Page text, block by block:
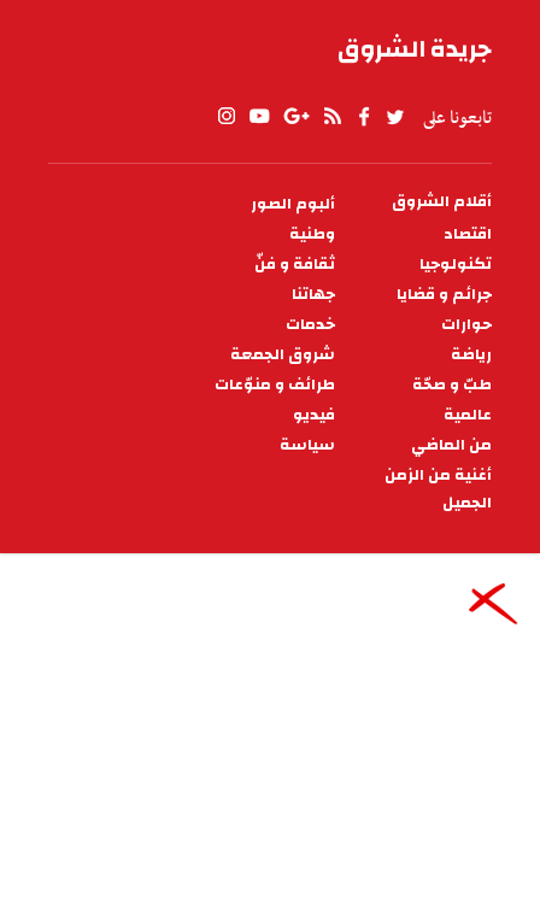
الرابطة الأولى: النادي البنزرتي
يكشف عن آخر تعاقداته الشتوية
واصل النادي الرياضي البنزرتي تحركاته في سوق
الانتقالات، معلنًا عن إبرام صفقتين جديدتين بتعاقده
10:22 - 2026/02/03
رياضة